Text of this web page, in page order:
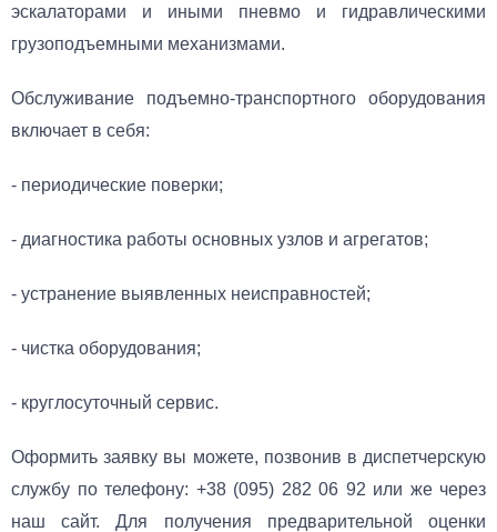
эскалаторами и иными пневмо и гидравлическими
грузоподъемными механизмами.
Обслуживание подъемно-транспортного оборудования
включает в себя:
- периодические поверки;
- диагностика работы основных узлов и агрегатов;
- устранение выявленных неисправностей;
- чистка оборудования;
- круглосуточный сервис.
Оформить заявку вы можете, позвонив в диспетчерскую
службу по телефону: +38 (095) 282 06 92 или же через
наш сайт. Для получения предварительной оценки